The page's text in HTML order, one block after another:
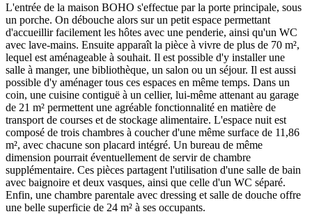
L'entrée de la maison BOHO s'effectue par la porte principale, sous
un porche. On débouche alors sur un petit espace permettant
d'accueillir facilement les hôtes avec une penderie, ainsi qu'un WC
avec lave-mains. Ensuite apparaît la pièce à vivre de plus de 70 m²,
lequel est aménageable à souhait. Il est possible d'y installer une
salle à manger, une bibliothèque, un salon ou un séjour. Il est aussi
possible d'y aménager tous ces espaces en même temps. Dans un
coin, une cuisine contiguë à un cellier, lui-même attenant au garage
de 21 m² permettent une agréable fonctionnalité en matière de
transport de courses et de stockage alimentaire. L'espace nuit est
composé de trois chambres à coucher d'une même surface de 11,86
m², avec chacune son placard intégré. Un bureau de même
dimension pourrait éventuellement de servir de chambre
supplémentaire. Ces pièces partagent l'utilisation d'une salle de bain
avec baignoire et deux vasques, ainsi que celle d'un WC séparé.
Enfin, une chambre parentale avec dressing et salle de douche offre
une belle superficie de 24 m² à ses occupants.